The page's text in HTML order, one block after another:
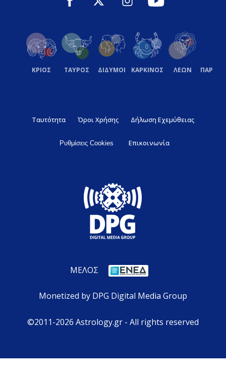
ΚΡΙΟΣ ΤΑΥΡΟΣ ΔΙΔΥΜΟΙ ΚΑΡΚΙΝΟΣ ΛΕΩΝ
Ταυτότητα Όροι Χρήσης Δήλωση Εχεμύθειας
Ρυθμίσεις Cookies Επικοινωνία
ΜΕΛΟΣ
Monetized by DPG Digital Media Group
©2011-2026 Astrology.gr - All rights reserved